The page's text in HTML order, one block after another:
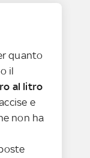
quanto
il
al litro
e
non ha